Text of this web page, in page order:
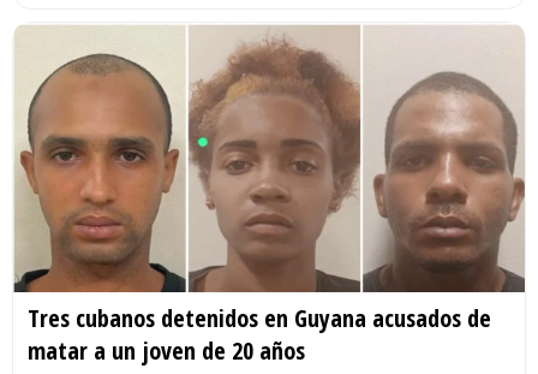
Tres cubanos detenidos en Guyana acusados de
matar a un joven de 20 años